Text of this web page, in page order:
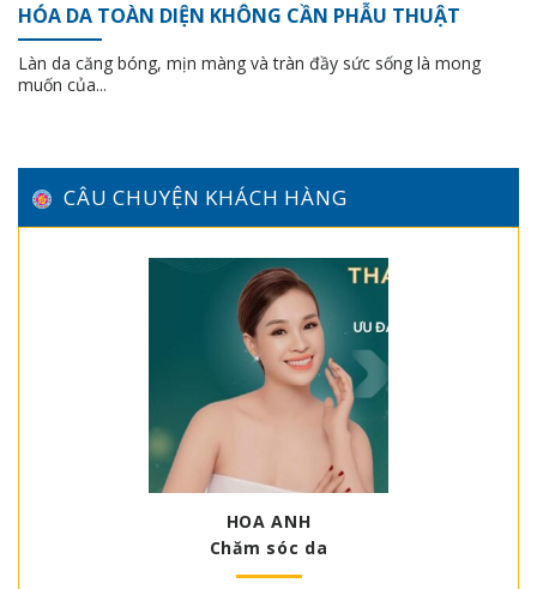
HÓA DA TOÀN DIỆN KHÔNG CẦN PHẪU THUẬT
Làn da căng bóng, mịn màng và tràn đầy sức sống là mong
muốn của...
CÂU CHUYỆN KHÁCH HÀNG
HOA ANH
Chăm sóc da